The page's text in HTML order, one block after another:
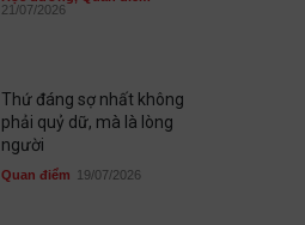
21/07/2026
Thứ đáng sợ nhất không
phải quỷ dữ, mà là lòng
người
Quan điểm 19/07/2026